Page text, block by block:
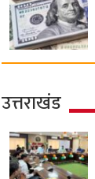
उत्तराखंड